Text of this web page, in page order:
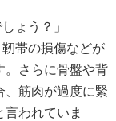
ょう？」
靭帯の損傷などが
。さらに骨盤や背
、筋肉が過度に緊
われていま